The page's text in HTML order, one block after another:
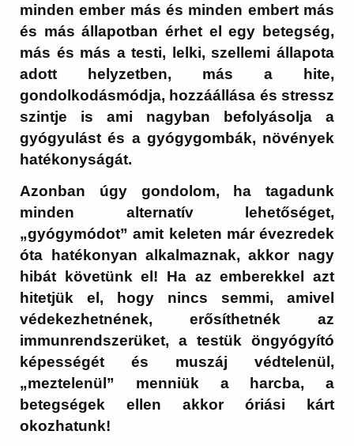
minden ember más és minden embert más
és más állapotban érhet el egy betegség,
más és más a testi, lelki, szellemi állapota
adott helyzetben, más a hite,
gondolkodásmódja, hozzáállása és stressz
szintje is ami nagyban befolyásolja a
gyógyulást és a gyógygombák, növények
hatékonyságát.
Azonban úgy gondolom, ha tagadunk
minden alternatív lehetőséget,
„gyógymódot” amit keleten már évezredek
óta hatékonyan alkalmaznak, akkor nagy
hibát követünk el! Ha az emberekkel azt
hitetjük el, hogy nincs semmi, amivel
védekezhetnének, erősíthetnék az
immunrendszerüket, a testük öngyógyító
képességét és muszáj védtelenül,
„meztelenül” menniük a harcba, a
betegségek ellen akkor óriási kárt
okozhatunk!